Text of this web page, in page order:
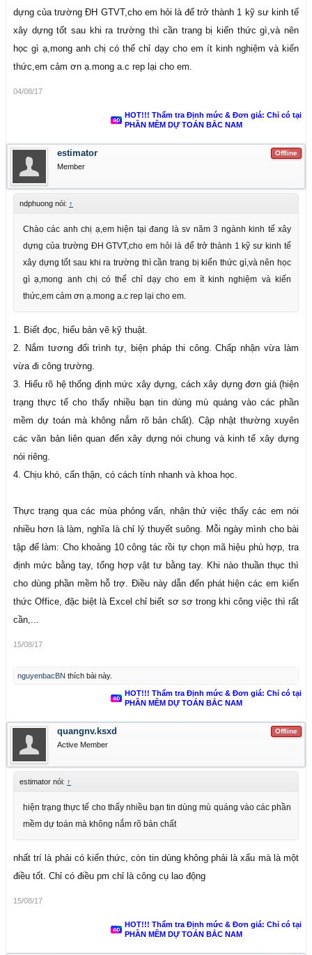
dựng của trường ĐH GTVT,cho em hỏi là để trở thành 1 kỹ sư kinh tế
xây dựng tốt sau khi ra trường thì cần trang bị kiến thức gì,và nên
học gì ạ,mong anh chị có thể chỉ dạy cho em ít kinh nghiệm và kiến
thức,em cảm ơn ạ.mong a.c rep lại cho em.
04/08/17
HOT!!! Thẩm tra Định mức & Đơn giá: Chỉ có tại
PHẦN MỀM DỰ TOÁN BẮC NAM
Offline
estimator
Member
ndphuong nói: ↑
Chào các anh chị ạ,em hiện tại đang là sv năm 3 ngành kinh tế xây
dựng của trường ĐH GTVT,cho em hỏi là để trở thành 1 kỹ sư kinh tế
xây dựng tốt sau khi ra trường thì cần trang bị kiến thức gì,và nên học
gì ạ,mong anh chị có thể chỉ dạy cho em ít kinh nghiệm và kiến
thức,em cảm ơn ạ.mong a.c rep lại cho em.
1. Biết đọc, hiểu bản vẽ kỹ thuật.
2. Nắm tương đối trình tự, biện pháp thi công. Chấp nhận vừa làm
vừa đi công trường.
3. Hiểu rõ hệ thống định mức xây dựng, cách xây dựng đơn giá (hiện
trạng thực tế cho thấy nhiều bạn tin dùng mù quáng vào các phần
mềm dự toán mà không nắm rõ bản chất). Cập nhật thường xuyên
các văn bản liên quan đến xây dựng nói chung và kinh tế xây dựng
nói riêng.
4. Chịu khó, cẩn thận, có cách tính nhanh và khoa học.
Thực trạng qua các mùa phỏng vấn, nhận thử việc thấy các em nói
nhiều hơn là làm, nghĩa là chỉ lý thuyết suông. Mỗi ngày mình cho bài
tập để làm: Cho khoảng 10 công tác rồi tự chọn mã hiệu phù hợp, tra
định mức bằng tay, tổng hợp vật tư bằng tay. Khi nào thuần thục thì
cho dùng phần mềm hỗ trợ. Điều này dẫn đến phát hiện các em kiến
thức Office, đặc biệt là Excel chỉ biết sơ sơ trong khi công việc thì rất
cần,...
15/08/17
nguyenbacBN thích bài này.
HOT!!! Thẩm tra Định mức & Đơn giá: Chỉ có tại
PHẦN MỀM DỰ TOÁN BẮC NAM
Offline
quangnv.ksxd
Active Member
estimator nói: ↑
hiện trạng thực tế cho thấy nhiều bạn tin dùng mù quáng vào các phần
mềm dự toán mà không nắm rõ bản chất
nhất trí là phải có kiến thức, còn tin dùng không phải là xấu mà là một
điều tốt. Chỉ có điều pm chỉ là công cụ lao động
15/08/17
HOT!!! Thẩm tra Định mức & Đơn giá: Chỉ có tại
PHẦN MỀM DỰ TOÁN BẮC NAM